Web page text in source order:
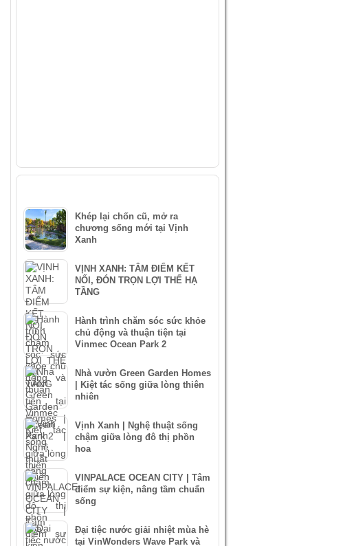
Khép lại chốn cũ, mở ra
chương sống mới tại Vịnh
Xanh
VỊNH XANH: TÂM ĐIỂM KẾT
NỐI, ĐÓN TRỌN LỢI THẾ HẠ
TẦNG
Hành trình chăm sóc sức khỏe
chủ động và thuận tiện tại
Vinmec Ocean Park 2
Nhà vườn Green Garden Homes
| Kiệt tác sống giữa lòng thiên
nhiên
Vịnh Xanh | Nghệ thuật sống
chậm giữa lòng đô thị phồn
hoa
VINPALACE OCEAN CITY | Tâm
điểm sự kiện, nâng tầm chuẩn
sống
Đại tiệc nước giải nhiệt mùa hè
tại VinWonders Wave Park và